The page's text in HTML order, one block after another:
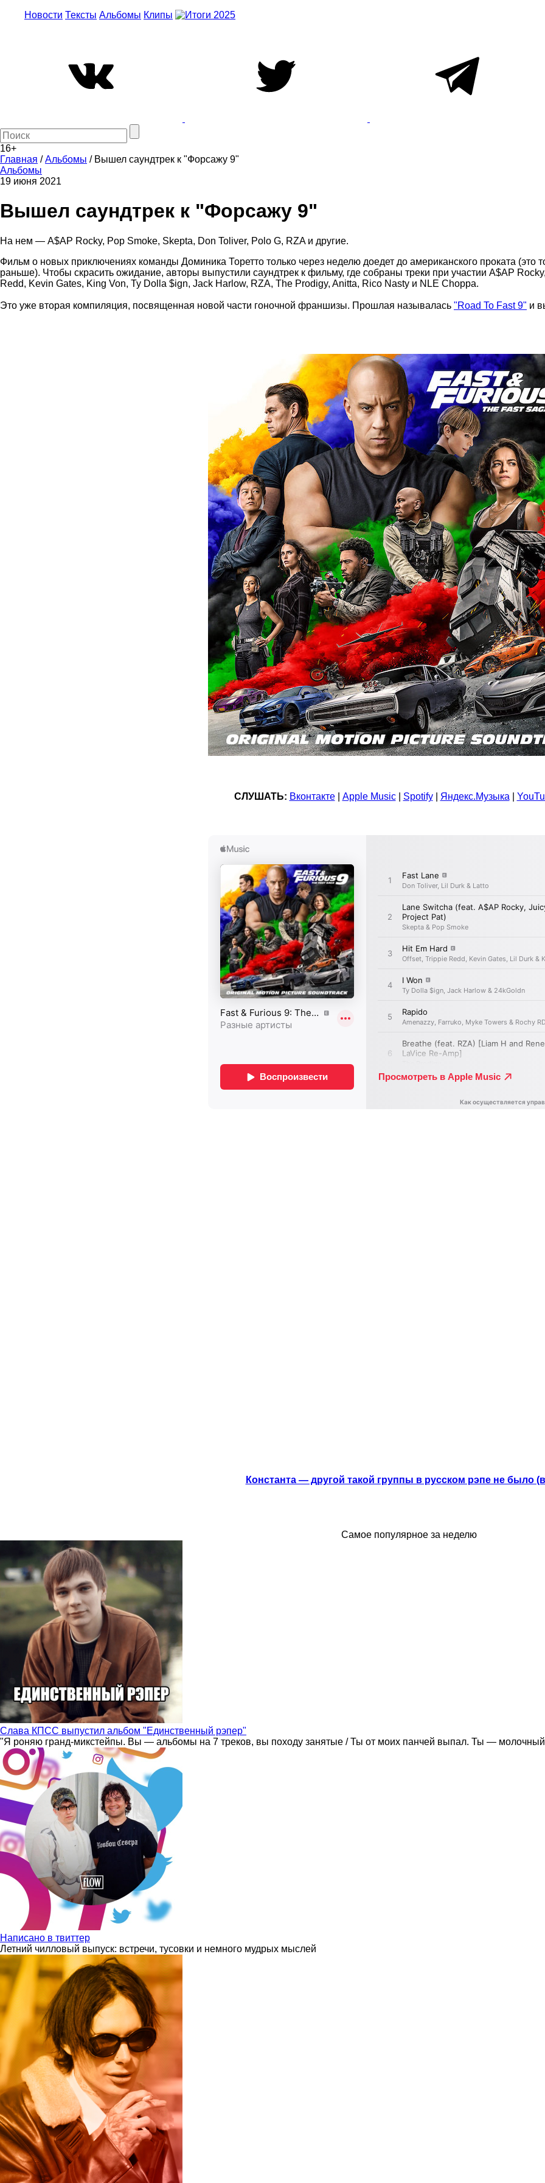
Новости Тексты Альбомы Клипы
16+
Главная /Альбомы / Вышел саундтрек к "Форсажу 9"
Альбомы
19 июня 2021
Вышел саундтрек к "Форсажу 9"
На нем — A$AP Rocky, Pop Smoke, Skepta, Don Toliver, Polo G, RZA и другие.
Фильм о новых приключениях команды Доминика Торетто только через неделю доедет до американского проката (это
раньше). Чтобы скрасить ожидание, авторы выпустили саундтрек к фильму, где собраны треки при участии A$AP
Redd, Kevin Gates, King Von, Ty Dolla $ign, Jack Harlow, RZA, The Prodigy, Anitta, Rico Nasty и NLE Choppa.
Это уже вторая компиляция, посвященная новой части гоночной франшизы. Прошлая называлась "Road To Fast 9" и
СЛУШАТЬ: Вконтакте| Apple Music| Spotify| Яндекс.Музыка
Константа — другой такой группы в русском рэпе не было
Самое популярное за неделю
Слава КПСС выпустил альбом "Единственный рэпер"
"Я роняю гранд-микстейпы. Вы — альбомы на 7 треков, вы походу занятые / Ты от моих панчей выпал. Ты —
Написано в твиттер
Летний чилловый выпуск: встречи, тусовки и немного мудрых мыслей